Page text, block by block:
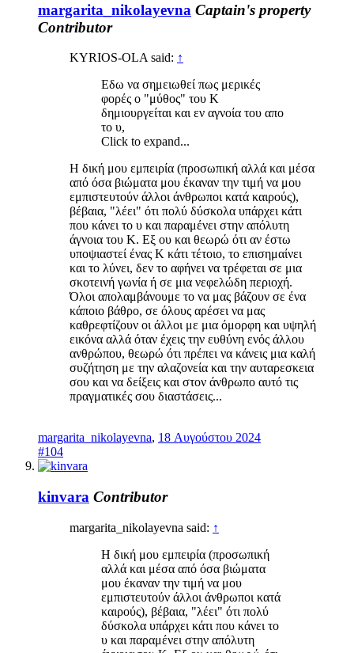
margarita_nikolayevna Captain's property
Contributor
KYRIOS-OLA said: ↑
Εδω να σημειωθεί πως μερικές
φορές ο "μύθος" του Κ
δημιουργείται και εν αγνοία του απο
το υ,
Click to expand...
Η δική μου εμπειρία (προσωπική αλλά και μέσα
από όσα βιώματα μου έκαναν την τιμή να μου
εμπιστευτούν άλλοι άνθρωποι κατά καιρούς),
βέβαια, "λέει" ότι πολύ δύσκολα υπάρχει κάτι
που κάνει το υ και παραμένει στην απόλυτη
άγνοια του Κ. Εξ ου και θεωρώ ότι αν έστω
υποψιαστεί ένας Κ κάτι τέτοιο, το επισημαίνει
και το λύνει, δεν το αφήνει να τρέφεται σε μια
σκοτεινή γωνία ή σε μια νεφελώδη περιοχή.
Όλοι απολαμβάνουμε το να μας βάζουν σε ένα
κάποιο βάθρο, σε όλους αρέσει να μας
καθρεφτίζουν οι άλλοι με μια όμορφη και υψηλή
εικόνα αλλά όταν έχεις την ευθύνη ενός άλλου
ανθρώπου, θεωρώ ότι πρέπει να κάνεις μια καλή
συζήτηση με την αλαζονεία και την αυταρεσκεια
σου και να δείξεις και στον άνθρωπο αυτό τις
πραγματικές σου διαστάσεις...
margarita_nikolayevna, 18 Αυγούστου 2024
#104
kinvara Contributor
margarita_nikolayevna said: ↑
Η δική μου εμπειρία (προσωπική
αλλά και μέσα από όσα βιώματα
μου έκαναν την τιμή να μου
εμπιστευτούν άλλοι άνθρωποι κατά
καιρούς), βέβαια, "λέει" ότι πολύ
δύσκολα υπάρχει κάτι που κάνει το
υ και παραμένει στην απόλυτη